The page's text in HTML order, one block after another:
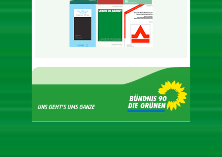
UNS GEHT'S UMS GANZE